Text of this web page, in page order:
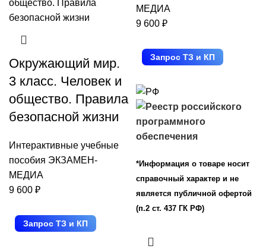
Окружающий мир.
3 класс. Человек и
общество. Правила
безопасной жизни
Интерактивные учебные
пособия ЭКЗАМЕН-
МЕДИА
9 600 ₽
Запрос ТЗ и КП
МЕДИА
9 600 ₽
Запрос ТЗ и КП
*Информация о товаре носит
справочный характер и не
является публичной офертой
(п.2 ст. 437 ГК РФ)